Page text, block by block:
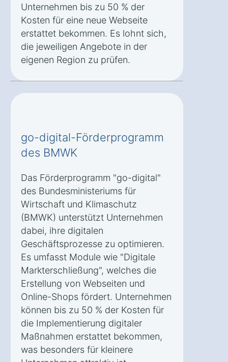
Unternehmen bis zu 50 % der
Kosten für eine neue Webseite
erstattet bekommen. Es lohnt sich,
die jeweiligen Angebote in der
eigenen Region zu prüfen.
go-digital-Förderprogramm
des BMWK
Das Förderprogramm "go-digital"
des Bundesministeriums für
Wirtschaft und Klimaschutz
(BMWK) unterstützt Unternehmen
dabei, ihre digitalen
Geschäftsprozesse zu optimieren.
Es umfasst Module wie "Digitale
Markterschließung", welches die
Erstellung von Webseiten und
Online-Shops fördert. Unternehmen
können bis zu 50 % der Kosten für
die Implementierung digitaler
Maßnahmen erstattet bekommen,
was besonders für kleinere